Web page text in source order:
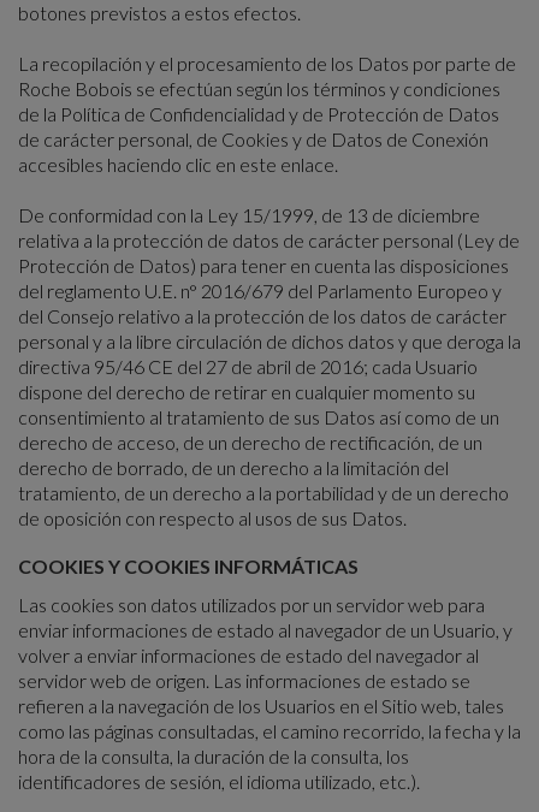
botones previstos a estos efectos.
La recopilación y el procesamiento de los Datos por parte de
Roche Bobois se efectúan según los términos y condiciones
de la Política de Confidencialidad y de Protección de Datos
de carácter personal, de Cookies y de Datos de Conexión
accesibles haciendo clic en este enlace.
De conformidad con la Ley 15/1999, de 13 de diciembre
relativa a la protección de datos de carácter personal (Ley de
Protección de Datos) para tener en cuenta las disposiciones
del reglamento U.E. n° 2016/679 del Parlamento Europeo y
del Consejo relativo a la protección de los datos de carácter
personal y a la libre circulación de dichos datos y que deroga la
directiva 95/46 CE del 27 de abril de 2016; cada Usuario
dispone del derecho de retirar en cualquier momento su
consentimiento al tratamiento de sus Datos así como de un
derecho de acceso, de un derecho de rectificación, de un
derecho de borrado, de un derecho a la limitación del
tratamiento, de un derecho a la portabilidad y de un derecho
de oposición con respecto al usos de sus Datos.
COOKIES Y COOKIES INFORMÁTICAS
Las cookies son datos utilizados por un servidor web para
enviar informaciones de estado al navegador de un Usuario, y
volver a enviar informaciones de estado del navegador al
servidor web de origen. Las informaciones de estado se
refieren a la navegación de los Usuarios en el Sitio web, tales
como las páginas consultadas, el camino recorrido, la fecha y la
hora de la consulta, la duración de la consulta, los
identificadores de sesión, el idioma utilizado, etc.).